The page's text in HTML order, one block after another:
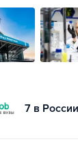
7 в России